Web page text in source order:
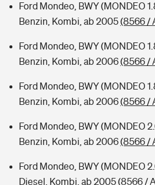
Ford Mondeo, BWY (MONDEO
Benzin, Kombi, ab 2005(8566 /
Ford Mondeo, BWY (MONDEO
Benzin, Kombi, ab 2006(8566 /
Ford Mondeo, BWY (MONDEO
Benzin, Kombi, ab 2006(8566 /
Ford Mondeo, BWY (MONDEO
Benzin, Kombi, ab 2006(8566 /
Ford Mondeo, BWY (MONDEO
Diesel, Kombi, ab 2005(8566 /